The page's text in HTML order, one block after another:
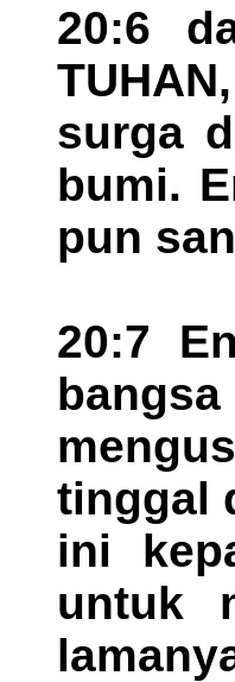
20:6
surga
bumi.
pun
20:7
tinggal
ini
untuk